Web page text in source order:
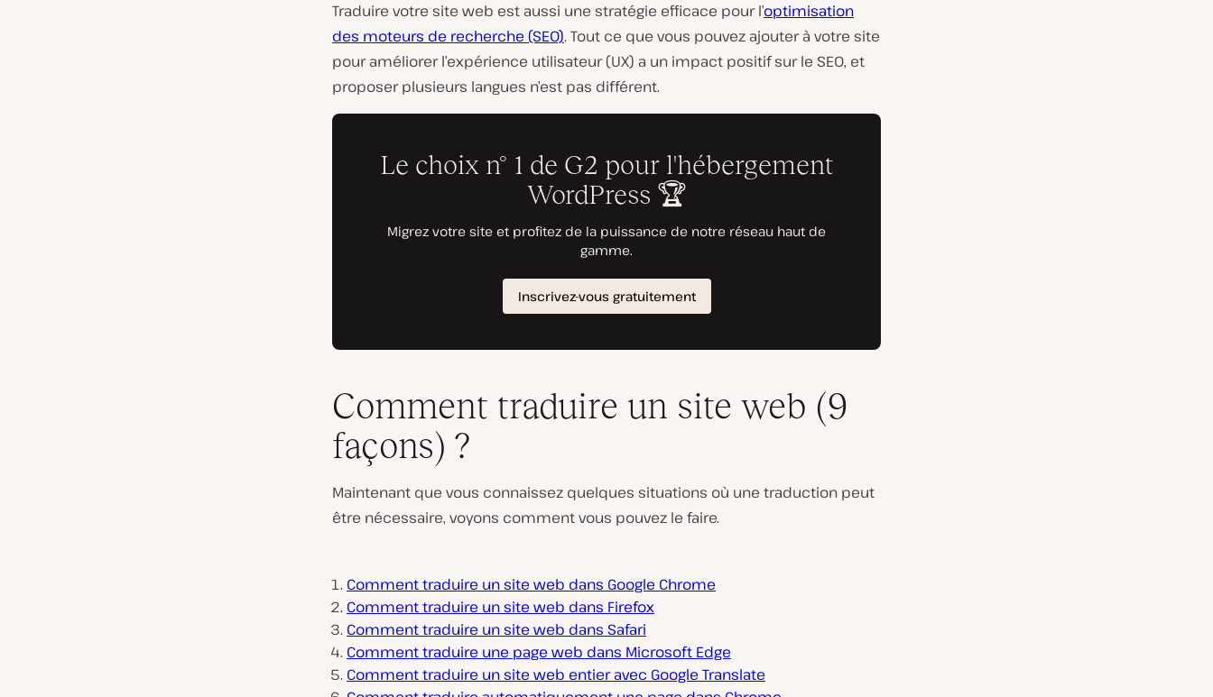
Traduire votre site web est aussi une stratégie efficace pour l’optimisation
des moteurs de recherche (SEO). Tout ce que vous pouvez ajouter à votre site
pour améliorer l’expérience utilisateur (UX) a un impact positif sur le SEO, et
proposer plusieurs langues n’est pas différent.
Comment traduire un site web (9
façons) ?
Maintenant que vous connaissez quelques situations où une traduction peut
être nécessaire, voyons comment vous pouvez le faire.
Comment traduire un site web dans Google Chrome
Comment traduire un site web dans Firefox
Comment traduire un site web dans Safari
Comment traduire une page web dans Microsoft Edge
Comment traduire un site web entier avec Google Translate